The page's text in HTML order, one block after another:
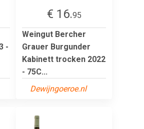
-
€ 16.95
Weingut Bercher
Grauer Burgunder
Kabinett trocken 2022
- 75C...
Dewijngoeroe.nl